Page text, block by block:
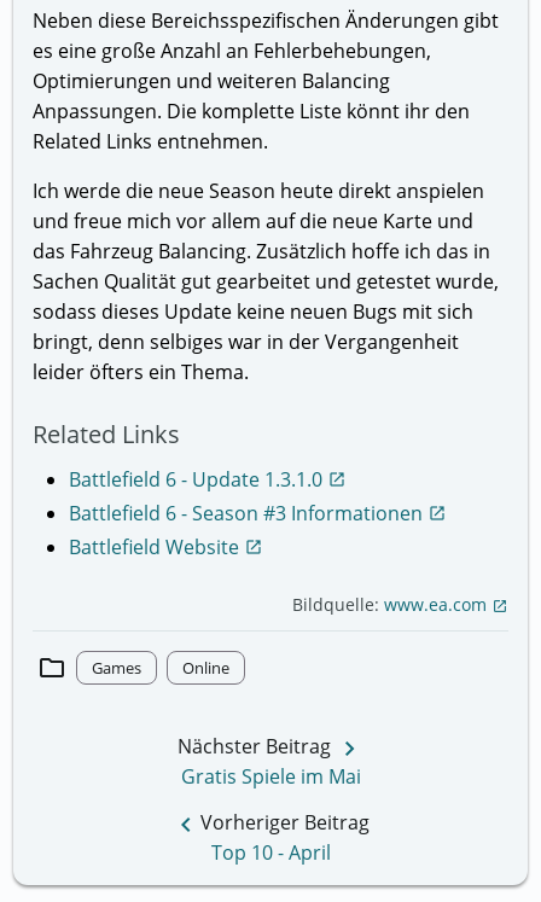
Neben diese Bereichsspezifischen Änderungen gibt
es eine große Anzahl an Fehlerbehebungen,
Optimierungen und weiteren Balancing
Anpassungen. Die komplette Liste könnt ihr den
Related Links entnehmen.
Ich werde die neue Season heute direkt anspielen
und freue mich vor allem auf die neue Karte und
das Fahrzeug Balancing. Zusätzlich hoffe ich das in
Sachen Qualität gut gearbeitet und getestet wurde,
sodass dieses Update keine neuen Bugs mit sich
bringt, denn selbiges war in der Vergangenheit
leider öfters ein Thema.
Related Links
Battlefield 6 - Update 1.3.1.0 open_in_new
Battlefield 6 - Season #3 Informationen open_in_new
Battlefield Website open_in_new
Bildquelle: www.ea.com open_in_new
folder Games Online
keyboard_arrow_left Vorheriger Beitrag
Top 10 - April
Nächster Beitrag keyboard_arrow_right
Gratis Spiele im Mai